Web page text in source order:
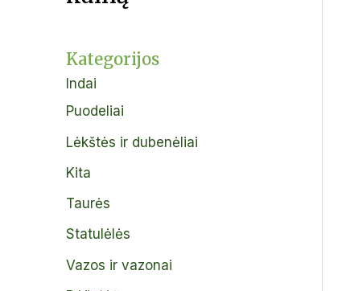
Kategorijos
Indai
Puodeliai
Lėkštės ir dubenėliai
Kita
Taurės
Statulėlės
Vazos ir vazonai